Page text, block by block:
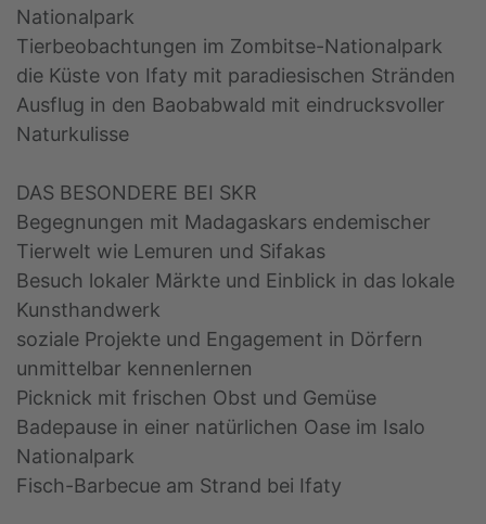
Nationalpark
Tierbeobachtungen im Zombitse-Nationalpark
die Küste von Ifaty mit paradiesischen Stränden
Ausflug in den Baobabwald mit eindrucksvoller
Naturkulisse
DAS BESONDERE BEI SKR
Begegnungen mit Madagaskars endemischer
Tierwelt wie Lemuren und Sifakas
Besuch lokaler Märkte und Einblick in das lokale
Kunsthandwerk
soziale Projekte und Engagement in Dörfern
unmittelbar kennenlernen
Picknick mit frischen Obst und Gemüse
Badepause in einer natürlichen Oase im Isalo
Nationalpark
Fisch-Barbecue am Strand bei Ifaty